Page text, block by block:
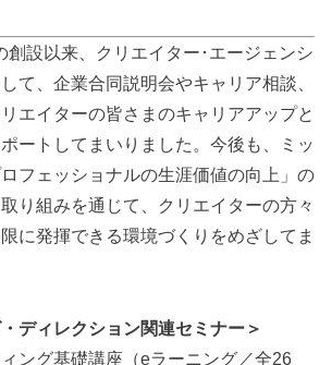
創設以来、クリエイター･エージェンシ
て、企業合同説明会やキャリア相談、
エイターの皆さまのキャリアアップと
ートしてまいりました。今後も、ミッ
フェッショナルの生涯価値の向上」の
り組みを通じて、クリエイターの方々
に発揮できる環境づくりをめざしてま
ディレクション関連セミナー＞
ング基礎講座（eラーニング／全26